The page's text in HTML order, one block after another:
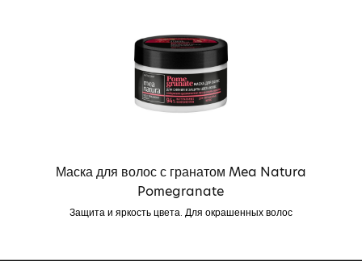
Маска для волос с гранатом Mea Natura
Pomegranate
Защита и яркость цвета. Для окрашенных волос